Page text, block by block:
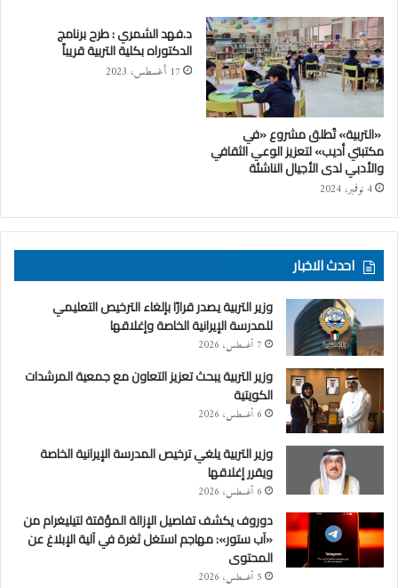
«التربية» تُطلق مشروع «في
مكتبتي أديب» لتعزيز الوعي الثقافي
والأدبي لدى الأجيال الناشئة
4 نوفمبر، 2024
د.فهد الشمري : طرح برنامج
الدكتوراه بكلية التربية قريباً
17 أغسطس، 2023
احدث الاخبار
وزير التربية يصدر قرارًا بإلغاء الترخيص التعليمي
للمدرسة الإيرانية الخاصة وإغلاقها
7 أغسطس، 2026
وزير التربية يبحث تعزيز التعاون مع جمعية المرشدات
الكويتية
6 أغسطس، 2026
وزير التربية يلغي ترخيص المدرسة الإيرانية الخاصة
ويقرر إغلاقها
6 أغسطس، 2026
دوروف يكشف تفاصيل الإزالة المؤقتة لتيليغرام من
«آب ستور»: مهاجم استغل ثغرة في آلية الإبلاغ عن
المحتوى
5 أغسطس، 2026